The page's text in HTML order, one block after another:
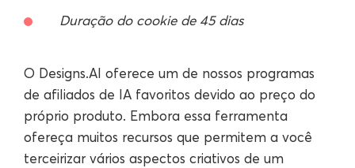
Duração do cookie de 45 dias
O Designs.AI oferece um de nossos programas
de afiliados de IA favoritos devido ao preço do
próprio produto. Embora essa ferramenta
ofereça muitos recursos que permitem a você
terceirizar vários aspectos criativos de um